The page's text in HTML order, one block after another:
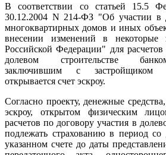
В соответствии со статьей 15.5
30.12.2004 N 214-ФЗ "Об участии в
многоквартирных домов и иных
внесении изменений в некоторые
Российской Федерации" для
долевом строительстве
заключившим с застройщиком
открывается счет эскроу.
Согласно проекту, денежные
эскроу, открытом физическим
расчетов по договору участия в
подлежать страхованию в период
указанном счете до даты